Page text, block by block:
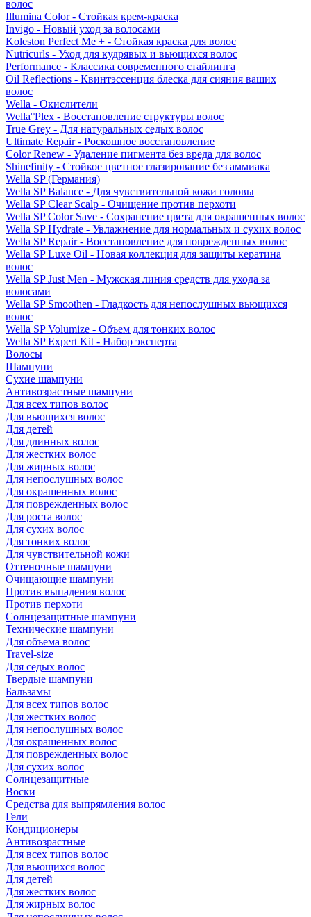
волос
Illumina Color - Стойкая крем-краска
Invigo - Новый уход за волосами
Koleston Perfect Me + - Стойкая краска для волос
Nutricurls - Уход для кудрявых и вьющихся волос
Performance - Классика современного стайлинга
Oil Reflections - Квинтэссенция блеска для сияния ваших
волос
Wella - Окислители
Wella°Plex - Восстановление структуры волос
True Grey - Для натуральных седых волос
Ultimate Repair - Роскошное восстановление
Color Renew - Удаление пигмента без вреда для волос
Shinefinity - Стойкое цветное глазирование без аммиака
Wella SP (Германия)
Wella SP Balance - Для чувствительной кожи головы
Wella SP Clear Scalp - Очищение против перхоти
Wella SP Color Save - Сохранение цвета для окрашенных волос
Wella SP Hydrate - Увлажнение для нормальных и сухих волос
Wella SP Repair - Восстановление для поврежденных волос
Wella SP Luxe Oil - Новая коллекция для защиты кератина
волос
Wella SP Just Men - Мужская линия средств для ухода за
волосами
Wella SP Smoothen - Гладкость для непослушных вьющихся
волос
Wella SP Volumize - Объем для тонких волос
Wella SP Expert Kit - Набор эксперта
Волосы
Шампуни
Сухие шампуни
Антивозрастные шампуни
Для всех типов волос
Для вьющихся волос
Для детей
Для длинных волос
Для жестких волос
Для жирных волос
Для непослушных волос
Для окрашенных волос
Для поврежденных волос
Для роста волос
Для сухих волос
Для тонких волос
Для чувствительной кожи
Оттеночные шампуни
Очищающие шампуни
Против выпадения волос
Против перхоти
Солнцезащитные шампуни
Технические шампуни
Для объема волос
Travel-size
Для седых волос
Твердые шампуни
Бальзамы
Для всех типов волос
Для жестких волос
Для непослушных волос
Для окрашенных волос
Для поврежденных волос
Для сухих волос
Солнцезащитные
Воски
Средства для выпрямления волос
Гели
Кондиционеры
Антивозрастные
Для всех типов волос
Для вьющихся волос
Для детей
Для жестких волос
Для жирных волос